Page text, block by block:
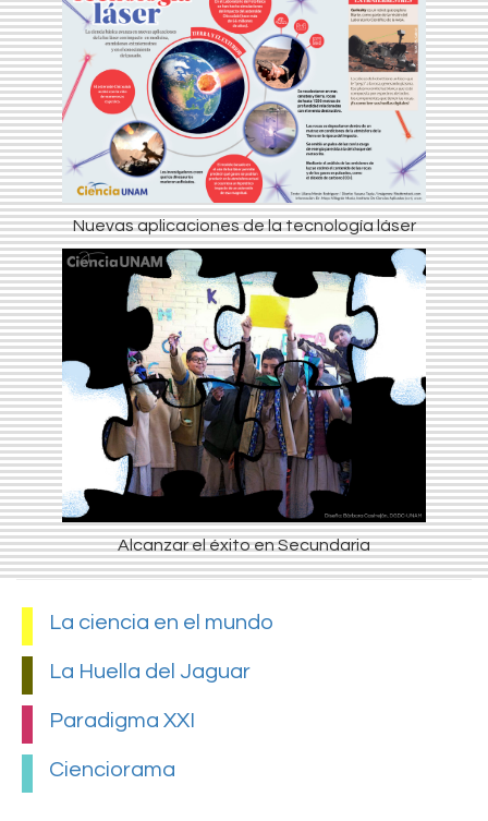
Nuevas aplicaciones de la tecnología láser
Alcanzar el éxito en Secundaria
La ciencia en el mundo
La Huella del Jaguar
Paradigma XXI
Cienciorama